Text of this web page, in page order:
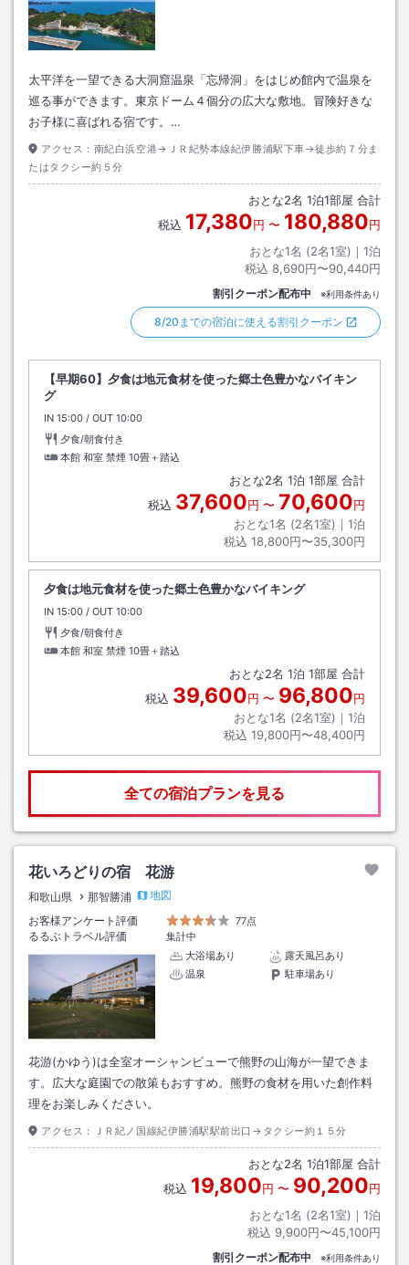
太平洋を一望できる大洞窟温泉「忘帰洞」をはじめ館内で温泉を
巡る事ができます。東京ドーム４個分の広大な敷地。冒険好きな
お子様に喜ばれる宿です。…
アクセス： 南紀白浜空港→ＪＲ紀勢本線紀伊勝浦駅下車→徒歩約７分ま
たはタクシー約５分
おとな2名 1泊1部屋 合計
税込 17,380円 〜 180,880円
おとな1名 (2名1室)｜ 1泊
税込 8,690円〜90,440円
割引クーポン配布中 ※利用条件あり
8/20までの宿泊に使える割引クーポン
【早期60】夕食は地元食材を使った郷土色豊かなバイキン
グ
IN チェックイン
15:00 / OUT チェックアウト
10:00
夕食/朝食付き
本館 和室 禁煙 10畳＋踏込
おとな2名 1泊 1部屋 合計
税込 37,600円 〜 70,600円
おとな1名 (2名1室)｜ 1泊
税込 18,800円〜35,300円
夕食は地元食材を使った郷土色豊かなバイキング
IN チェックイン
15:00 / OUT チェックアウト
10:00
夕食/朝食付き
本館 和室 禁煙 10畳＋踏込
おとな2名 1泊 1部屋 合計
税込 39,600円 〜 96,800円
おとな1名 (2名1室)｜ 1泊
税込 19,800円〜48,400円
全ての宿泊プランを見る
花いろどりの宿 花游
和歌山県 那智勝浦
地図
お客様アンケート評価
77点
るるぶトラベル評価
集計中
大浴場あり
露天風呂あり
温泉
駐車場あり
花游(かゆう)は全室オーシャンビューで熊野の山海が一望できま
す。広大な庭園での散策もおすすめ。熊野の食材を用いた創作料
理をお楽しみください。
アクセス： ＪＲ紀ノ国線紀伊勝浦駅駅前出口→タクシー約１５分
おとな2名 1泊1部屋 合計
税込 19,800円 〜 90,200円
おとな1名 (2名1室)｜ 1泊
税込 9,900円〜45,100円
割引クーポン配布中 ※利用条件あり